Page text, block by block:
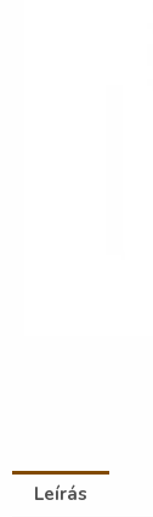
Leírás